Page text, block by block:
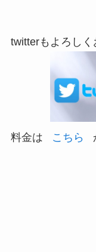
twitterもよろしく
料金は こちら